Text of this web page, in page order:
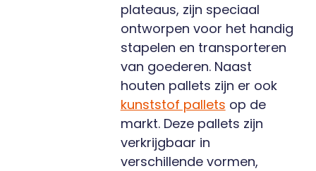
plateaus, zijn speciaal
ontworpen voor het handig
stapelen en transporteren
van goederen. Naast
houten pallets zijn er ook
kunststof pallets op de
markt. Deze pallets zijn
verkrijgbaar in
verschillende vormen,